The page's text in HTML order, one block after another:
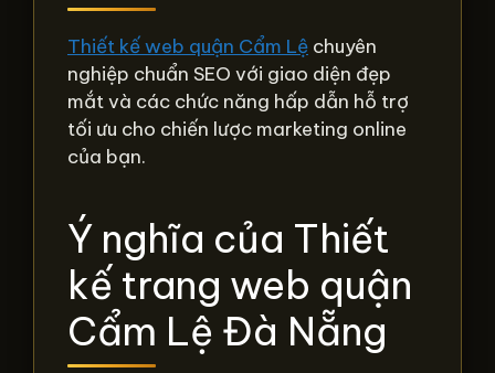
Thiết kế web quận Cẩm Lệ chuyên
nghiệp chuẩn SEO với giao diện đẹp
mắt và các chức năng hấp dẫn hỗ trợ
tối ưu cho chiến lược marketing online
của bạn.
Ý nghĩa của Thiết
kế trang web quận
Cẩm Lệ Đà Nẵng